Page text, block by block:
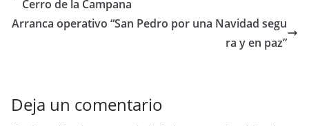
o
Cerro de la Campana
Arranca operativo “San Pedro por una Navidad segu
ra y en paz”
Deja un comentario